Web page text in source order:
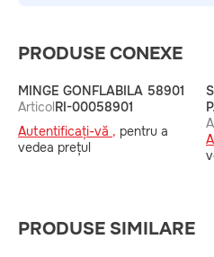
PRODUSE CONEXE
MINGE GONFLABILA 58901
ArticolRI-00058901
Autentificați-vă , pentru a
vedea prețul
PRODUSE SIMILARE